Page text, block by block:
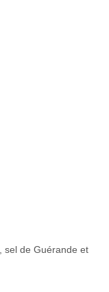
sel de Guérande et